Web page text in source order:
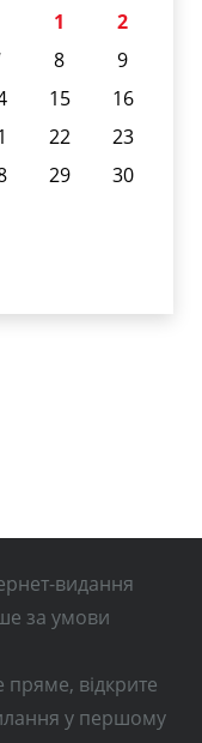
1
2
8
9
15
16
22
23
29
30
видання
за умови
пряме, відкрите
у першому